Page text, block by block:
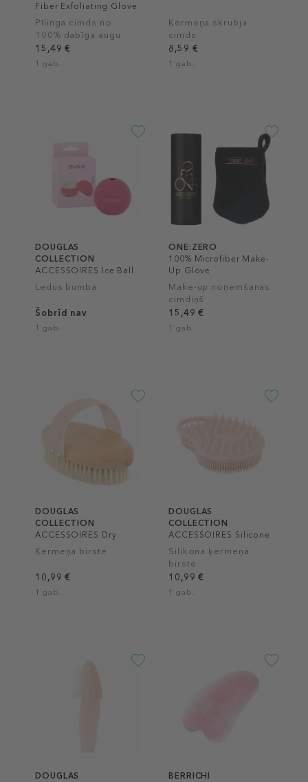
Fiber Exfoliating Glove
Pīlinga cimds no
100% dabīga augu
šķiedras
15,49 €
1 gab.
Ķermeņa skrubja
cimds
8,59 €
1 gab.
DOUGLAS
COLLECTION
ACCESSOIRES Ice Ball
Ledus bumba
Šobrīd nav
1 gab.
ONE:ZERO
100% Microfiber Make-
Up Glove
Make-up noņemšanas
cimdiņš
15,49 €
1 gab.
DOUGLAS
COLLECTION
ACCESSOIRES Dry
Body Brush
Ķermeņa birste
10,99 €
1 gab.
DOUGLAS
COLLECTION
ACCESSOIRES Silicone
Shower Brush
Silikona ķermeņa
birste
10,99 €
1 gab.
DOUGLAS
BERRICHI